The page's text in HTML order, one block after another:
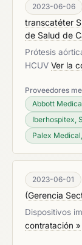
2023-06-06
transcatéter
de Salud de
Prótesis
HCUV Ver la
Proveedores
Abbott
Iberhospitex,
Palex
2023-06-01
(Gerencia
Dispositivos
contratación »